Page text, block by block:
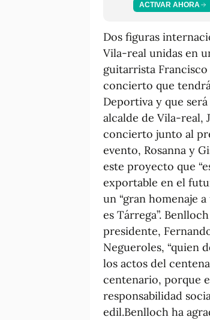
ACTIVAR AHORA
Dos figuras
Vila-real unidas en
guitarrista
concierto que
Deportiva y que
alcalde de Vila-real,
concierto junto al
evento, Rosanna y
este proyecto que
exportable en el
un “gran homenaje
es Tárrega”.
presidente,
Negueroles, “quien
los actos del
centenario, porque
responsabilidad
edil.Benlloch ha